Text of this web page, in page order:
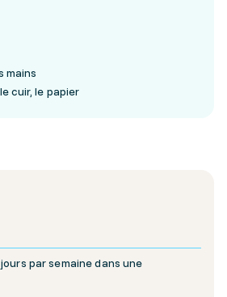
mains
cuir, le papier
par semaine dans une